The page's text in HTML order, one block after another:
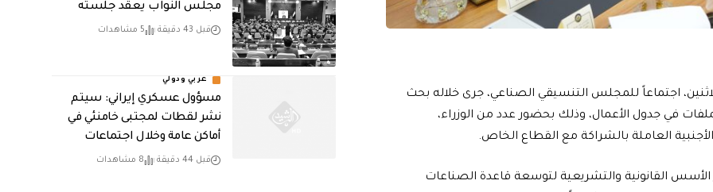
اجتماعاً للمجلس التنسيقي الصناعي، جرى خلاله بحث
في جدول الأعمال، وذلك بحضور عدد من الوزراء،
العاملة بالشراكة مع القطاع الخاص.
القانونية والتشريعية لتوسعة قاعدة الصناعات
مجلس النواب يعقد جلسته
قبل 43 دقيقة 5 مشاهدات
عربي ودولي
مسؤول عسكري إيراني: سيتم
نشر لقطات لمجتبى خامنئي في
أماكن عامة وخلال اجتماعات
قبل 44 دقيقة 8 مشاهدات